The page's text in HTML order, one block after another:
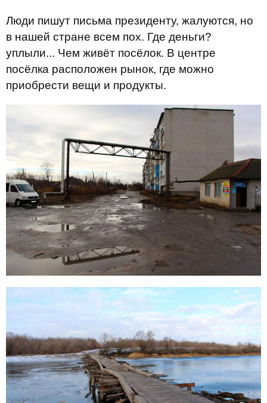
Люди пишут письма президенту, жалуются, но
в нашей стране всем пох. Где деньги?
уплыли... Чем живёт посёлок. В центре
посёлка расположен рынок, где можно
приобрести вещи и продукты.